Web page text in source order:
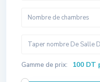
Gamme de prix: 100 DT